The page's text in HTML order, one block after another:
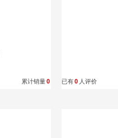
累计销量0 已有0 人评价